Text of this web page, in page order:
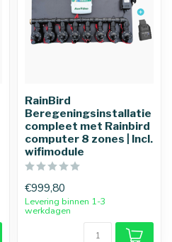
RainBird
Beregeningsinstallatie
compleet met Rainbird
computer 8 zones | Incl.
wifimodule
€999,80
Levering binnen 1-3
werkdagen